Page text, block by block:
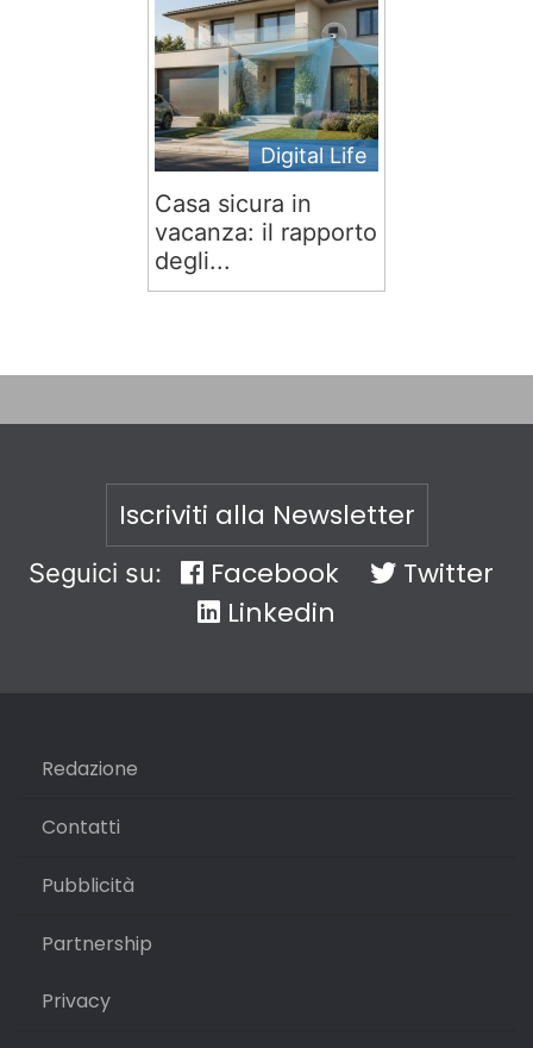
Digital Life
Casa sicura in
vacanza: il rapporto
degli...
Iscriviti alla Newsletter
Seguici su: Facebook
Twitter
Linkedin
Redazione
Contatti
Pubblicità
Partnership
Privacy